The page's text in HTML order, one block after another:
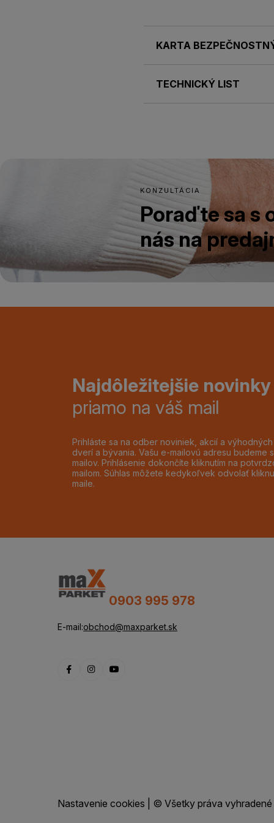
KARTA
TECHNICKÝ LIST
KONZULTÁCIA
Poraďte sa s
nás na
Najdôležitejšie novinky
priamo na váš mail
Prihláste sa na odber noviniek, akcií a
dverí a bývania. Vašu e-mailovú adresu
mailov. Prihlásenie dokončíte kliknutím na
mailom. Súhlas môžete kedykoľvek odvolať
maile.
0903 995 978
E-mail:obchod@maxparket.sk
Nastavenie cookies | © Všetky práva